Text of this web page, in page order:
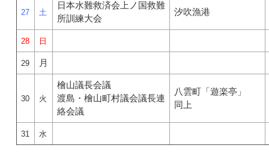
27 土
日本水難救済会上ノ国救難
所訓練大会
汐吹漁港
28 日
29 月
30 火
檜山議長会議
渡島・檜山町村議会議長連
絡会議
八雲町「遊楽亭」
同上
31 水